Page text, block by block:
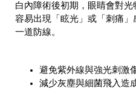
白內障術後初期，眼睛會對
容易出現「眩光」或「刺痛
一道防線。
避免紫外線與強光刺激
減少灰塵與細菌飛入造